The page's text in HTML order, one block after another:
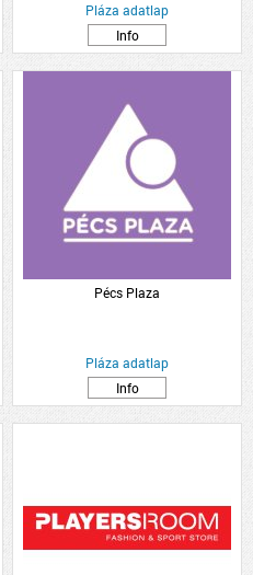
Pláza adatlap
Info
Pécs Plaza
Pláza adatlap
Info